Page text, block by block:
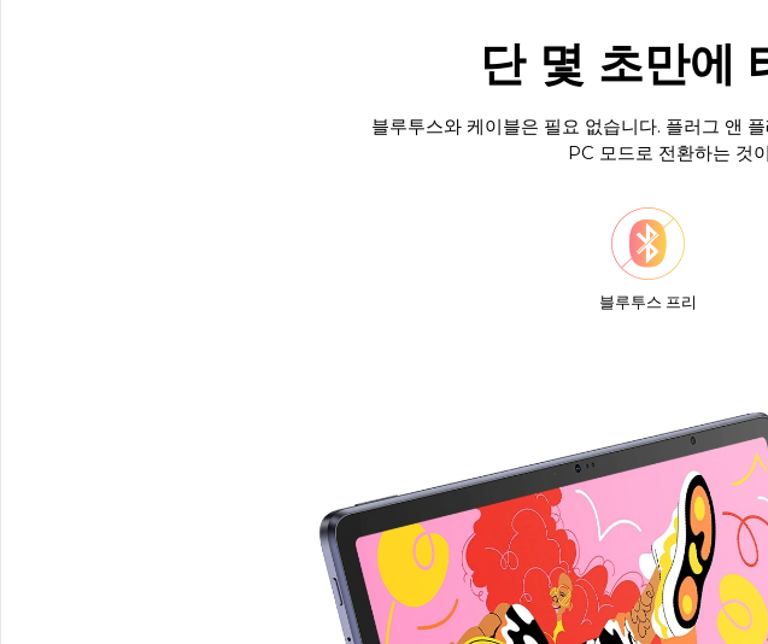
단 몇 초만에
블루투스와 케이블은 필요 없습니다. 플러그 앤
PC 모드로 전환하는 것
블루투스 프리